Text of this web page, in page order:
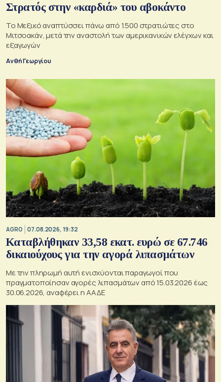
Στρατός στην «καρδιά» του αβοκάντο
Το Μεξικό αναπτύσσει πάνω από 1.500 στρατιώτες στο
Μιτσοακάν, μετά την αναστολή των αμερικανικών ελέγχων και
εξαγωγών
Ανθή Γεωργίου
AGRO 07.08.2026, 19:32
Καταβλήθηκαν 33,58 εκατ. ευρώ σε 67.746
δικαιούχους για την αγορά λιπασμάτων
Με την πληρωμή αυτή ενισχύονται παραγωγοί που
πραγματοποίησαν αγορές λιπασμάτων από 15.03.2026 έως
30.06.2026, αναφέρει η ΑΑΔΕ